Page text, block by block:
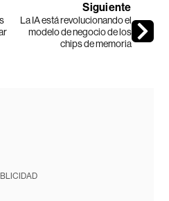
Siguiente
La IA está revolucionando el
modelo de negocio de los
chips de memoria